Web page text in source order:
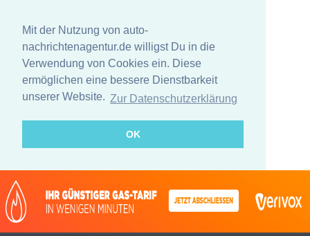
Mit der Nutzung von auto-
nachrichtenagentur.de willigst Du in die
Verwendung von Cookies ein. Diese
ermöglichen eine bessere Dienstbarkeit
unserer Website. Zur Datenschutzerklärung
OK